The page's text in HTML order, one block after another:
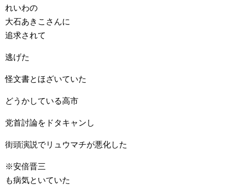
れいわの
大石あきこさんに
追求されて
逃げた
怪文書とほざいていた
どうかしている高市
党首討論をドタキャンし
街頭演説でリュウマチが悪化した
※安倍晋三
も病気といていた